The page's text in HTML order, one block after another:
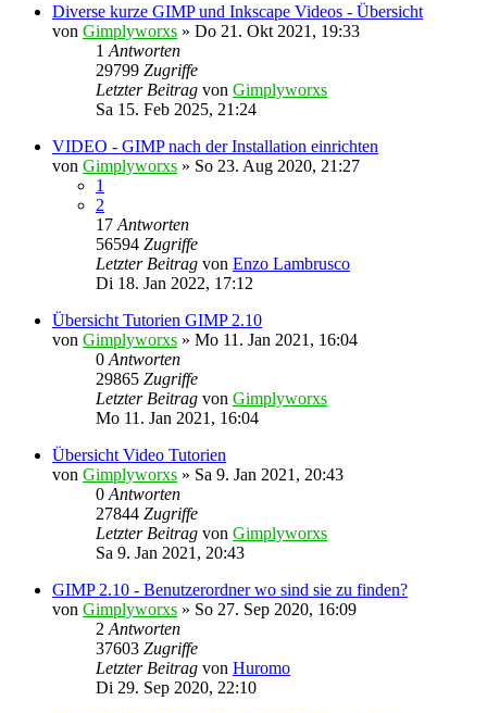
Diverse kurze GIMP und Inkscape Videos - Übersicht
von Gimplyworxs » Do 21. Okt 2021, 19:33
1 Antworten
29799 Zugriffe
Letzter Beitrag von Gimplyworxs
Sa 15. Feb 2025, 21:24
VIDEO - GIMP nach der Installation einrichten
von Gimplyworxs » So 23. Aug 2020, 21:27
1
2
17 Antworten
56594 Zugriffe
Letzter Beitrag von Enzo Lambrusco
Di 18. Jan 2022, 17:12
Übersicht Tutorien GIMP 2.10
von Gimplyworxs » Mo 11. Jan 2021, 16:04
0 Antworten
29865 Zugriffe
Letzter Beitrag von Gimplyworxs
Mo 11. Jan 2021, 16:04
Übersicht Video Tutorien
von Gimplyworxs » Sa 9. Jan 2021, 20:43
0 Antworten
27844 Zugriffe
Letzter Beitrag von Gimplyworxs
Sa 9. Jan 2021, 20:43
GIMP 2.10 - Benutzerordner wo sind sie zu finden?
von Gimplyworxs » So 27. Sep 2020, 16:09
2 Antworten
37603 Zugriffe
Letzter Beitrag von Huromo
Di 29. Sep 2020, 22:10